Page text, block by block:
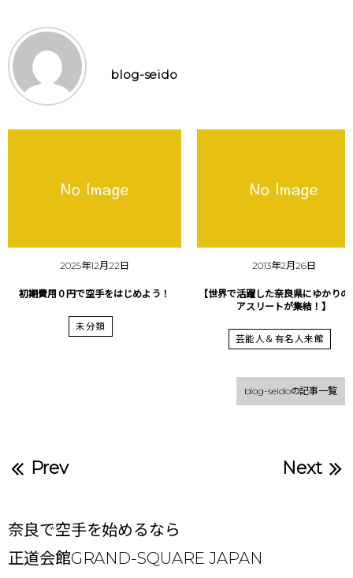
blog-seido
2025年12月22日
初期費用０円で空手をはじめよう！
未分類
2013年2月26日
【世界で活躍した奈良県にゆかりの
アスリートが集結！】
芸能人＆有名人来館
blog-seidoの記事一覧
Prev Next
奈良で空手を始めるなら
正道会館GRAND-SQUARE JAPAN